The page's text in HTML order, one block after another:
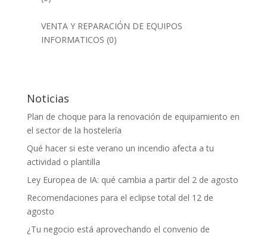
VENTA Y REPARACIÓN DE EQUIPOS
INFORMATICOS (0)
Noticias
Plan de choque para la renovación de equipamiento en
el sector de la hostelería
Qué hacer si este verano un incendio afecta a tu
actividad o plantilla
Ley Europea de IA: qué cambia a partir del 2 de agosto
Recomendaciones para el eclipse total del 12 de
agosto
¿Tu negocio está aprovechando el convenio de